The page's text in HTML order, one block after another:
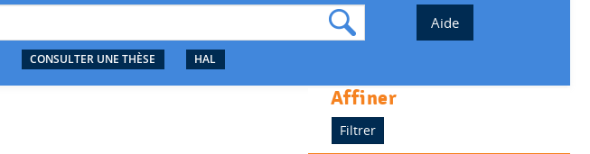
CONSULTER UNE THÈSE HAL
affiner